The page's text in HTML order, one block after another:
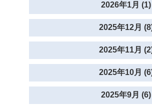
2026年1月 (1)
2025年12月
2025年11月
2025年10月
2025年9月 (6)